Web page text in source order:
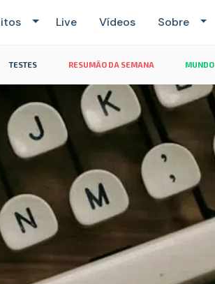
Live Vídeos Sobre
TESTES RESUMÃO DA SEMANA MUNDO